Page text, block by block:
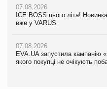
07.08.2026
ICE BOSS цього літа!
вже у VARUS
07.08.2026
EVA.UA запустила кампанію
якого покупці не очікують
06.08.2026
Смачна новинка для
05.08.2026
Мережа супермаркетів
Продажі Hugo Boss впали на